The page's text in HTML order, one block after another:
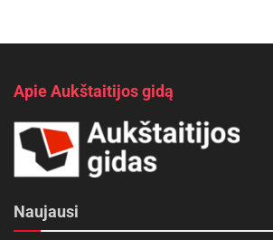
Apie Aukštaitijos gidą
Naujausi